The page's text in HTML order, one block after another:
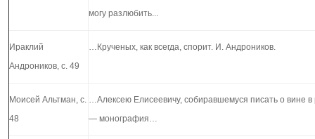
могу разлюбить...
Ираклий
Андроников, с. 49
…Крученых, как всегда, спорит. И. Андроников.
Моисей Альтман, с.
48
…Алексею Елисеевичу, собиравшемуся писать о вине в
— монография…